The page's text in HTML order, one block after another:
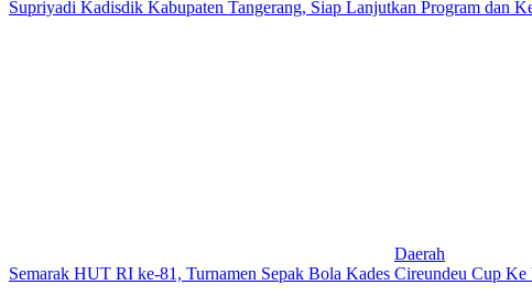
Supriyadi Kadisdik Kabupaten Tangerang, Siap Lanjutkan Program dan
Daerah
Semarak HUT RI ke-81, Turnamen Sepak Bola Kades Cireundeu Cup